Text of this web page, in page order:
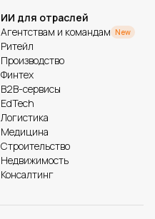
ИИ для отраслей
Агентствам и командам New
Ритейл
Производство
Финтех
B2B-сервисы
EdTech
Логистика
Медицина
Строительство
Недвижимость
Консалтинг